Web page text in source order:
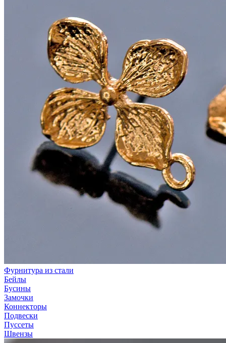
Фурнитура из стали
Бейлы
Бусины
Замочки
Коннекторы
Подвески
Пуссеты
Швензы